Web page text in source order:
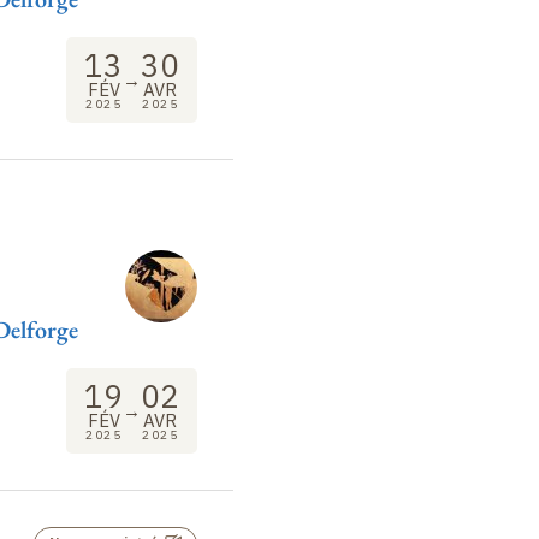
13
FÉV
2025
→ 30
AVR
2025
19
FÉV
2025
→ 02
AVR
2025